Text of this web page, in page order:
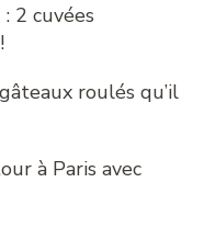
2 cuvées
roulés qu’il
à Paris avec